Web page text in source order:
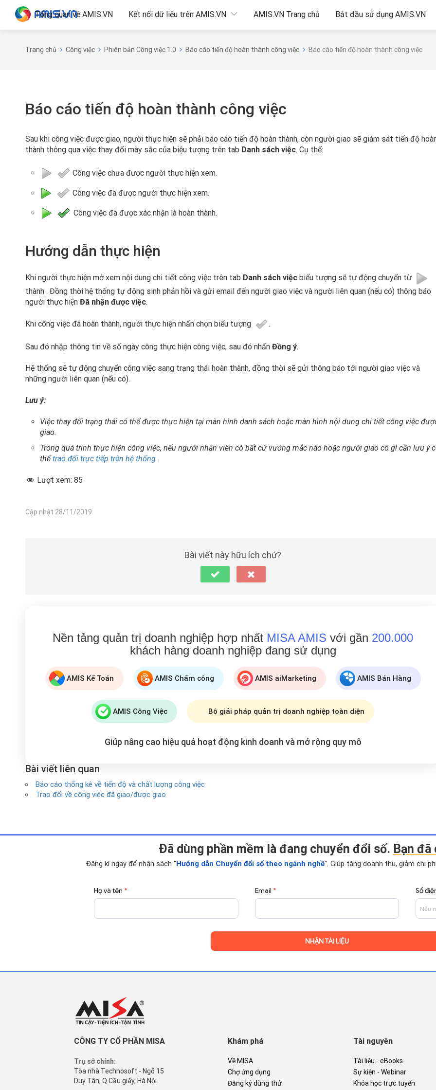
Tổng quan về AMIS.VN Kết nối dữ liệu trên AMIS.VN AMIS.VN Trang chủ Bắt đầu sử dụng AMIS.VN
Trang chủ Công việc Phiên bản Công việc 1.0 Báo cáo tiến độ hoàn thành công việc Báo cáo tiến độ hoàn thành công việc
Báo cáo tiến độ hoàn thành công việc
Sau khi công việc được giao, người thực hiện sẽ phải báo cáo tiến độ hoàn thành, còn người giao sẽ giám sát tiến độ
thành thông qua việc thay đổi mày sắc của biệu tượng trên tab Danh sách việc. Cụ thể:
Công việc chưa được người thực hiện xem.
Công việc đã được người thực hiện xem.
Công việc đã được xác nhận là hoàn thành.
Hướng dẫn thực hiện
Khi người thực hiện mở xem nội dung chi tiết công việc trên tab Danh sách việc biểu tượng sẽ tự động chuyển từ
thành . Đồng thời hệ thống tự động sinh phản hồi và gửi email đến người giao việc và người liên quan (nếu có) thông báo
người thực hiện Đã nhận được việc.
Khi công việc đã hoàn thành, người thực hiện nhấn chọn biểu tượng .
Sau đó nhập thông tin về số ngày công thực hiện công việc, sau đó nhấn Đồng ý.
Hệ thống sẽ tự động chuyển công việc sang trạng thái hoàn thành, đồng thời sẽ gửi thông báo tới người giao việc và
những người liên quan (nếu có).
Lưu ý:
Việc thay đổi trạng thái có thể được thực hiện tại màn hình danh sách hoặc màn hình nội dung chi tiết công việc
giao.
Trong quá trình thực hiện công việc, nếu người nhận viên có bất cứ vướng mắc nào hoặc người giao có gì cần lưu ý
thểtrao đổi trực tiếp trên hệ thống .
Lượt xem: 85
Cập nhật 28/11/2019
Bài viết này hữu ích chứ?
Nền tảng quản trị doanh nghiệp hợp nhất MISA AMIS với gần 200.000
khách hàng doanh nghiệp đang sử dụng
AMIS Kế Toán AMIS Chấm công AMIS aiMarketing AMIS Bán Hàng
AMIS Công Việc Bộ giải pháp quản trị doanh nghiệp toàn diện
Giúp nâng cao hiệu quả hoạt động kinh doanh và mở rộng quy mô
Bài viết liên quan
Báo cáo thống kê về tiến độ và chất lượng công việc
Trao đổi về công việc đã giao/được giao
Ðã dùng phần mềm là đang chuyển đổi số. Bạn
Đăng kí ngay để nhận sách " Hướng dẫn Chuyển đổi số theo ngành nghề". Giúp tăng doanh thu, giảm chi
Họ và tên * Email * Số
CÔNG TY CỔ PHẦN MISA
Trụ sở chính:
Tòa nhà Technosoft - Ngõ 15
Duy Tân, Q.Cầu giấy, Hà Nội
Khám phá
Về MISA
Chợ ứng dụng
Đăng ký dùng thử
Tài nguyên
Tài liệu - eBooks
Sự kiện - Webinar
Khóa học trực tuyến